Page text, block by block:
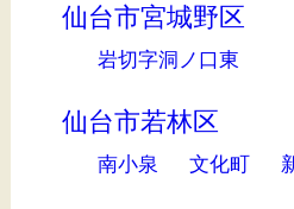
仙台市宮城野区
岩切字洞ノ口東
仙台市若林区
南小泉 文化町